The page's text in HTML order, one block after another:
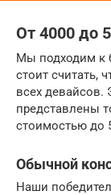
От 4000 до
Мы подходим к
стоит считать,
всех девайсов.
представлены
стоимостью до
Обычной
Наши